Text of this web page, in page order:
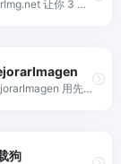
BlurImg.net 让你 3 秒内在浏览器本地模糊照片任意区域，零上传、零注册、全免费，快速隐藏面部、文字或敏感信息。
MejorarImagen 用先进 AI 在线免费将图片放大 10 倍、提升至 12K 分辨率，保持细节清晰，适用于摄影、设计、社交媒体等多场景。
狗